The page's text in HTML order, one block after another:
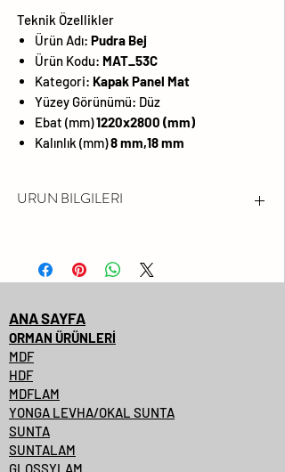
Teknik Özellikler
Ürün Adı: Pudra Bej
Ürün Kodu: MAT_53C
Kategori: Kapak Panel Mat
Yüzey Görünümü: Düz
Ebat (mm)1220x2800 (mm)
Kalınlık (mm)8 mm,18 mm
URUN BILGILERI
LÜTFEN FSC® SERTİFİKALI
DARBEYE VE ÇİZİLMEYE KARŞI
YÜZEY DAYANIMI YÜKSEKTİR
KARŞI DAYANIMLIDIR
PARLAKLIK
%99.99'A VARAN
ANTİBAKTERİYEL YÜZEYLER
ANA SAYFA
ORMAN ÜRÜNLERİ
MDF
HDF
MDFLAM
YONGA LEVHA/OKAL SUNTA
SUNTA
SUNTALAM
GLOSSYLAM